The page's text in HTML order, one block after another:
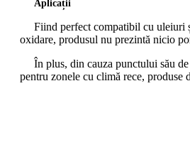
Aplicații
Fiind perfect compatibil cu uleiuri și
oxidare, produsul nu prezintă nicio
În plus, din cauza punctului său de
pentru zonele cu climă rece, produse